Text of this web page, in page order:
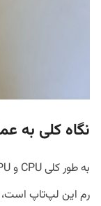
نگاه کلی به
رم این لپ‌تاپ